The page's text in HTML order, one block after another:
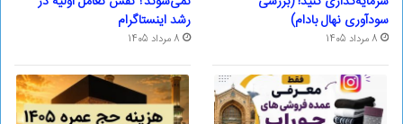
سودآوری نهال بادام)
8 مرداد 1405
رشد اینستاگرام
8 مرداد 1405